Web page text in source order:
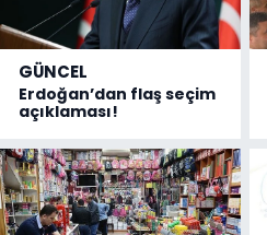
GÜNCEL
Erdoğan’dan flaş seçim
açıklaması!